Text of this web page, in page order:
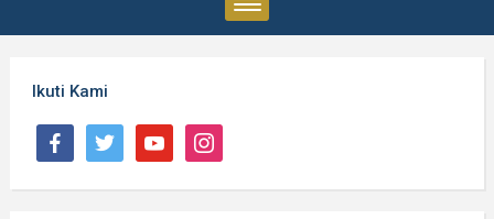
Ikuti Kami